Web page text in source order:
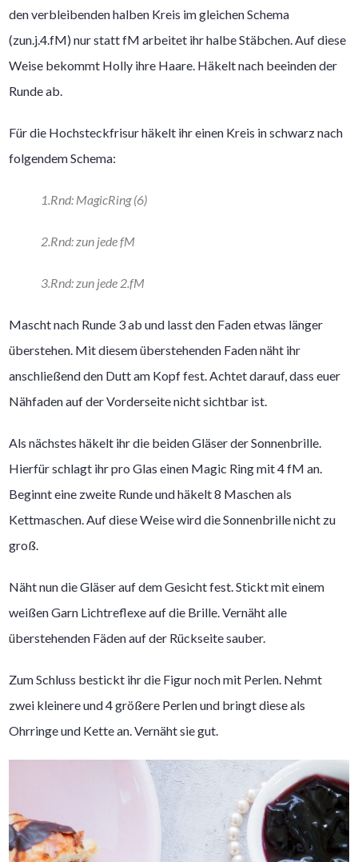
den verbleibenden halben Kreis im gleichen Schema
(zun.j.4.fM) nur statt fM arbeitet ihr halbe Stäbchen. Auf diese
Weise bekommt Holly ihre Haare. Häkelt nach beeinden der
Runde ab.
Für die Hochsteckfrisur häkelt ihr einen Kreis in schwarz nach
folgendem Schema:
1.Rnd: MagicRing (6)
2.Rnd: zun jede fM
3.Rnd: zun jede 2.fM
Mascht nach Runde 3 ab und lasst den Faden etwas länger
überstehen. Mit diesem überstehenden Faden näht ihr
anschließend den Dutt am Kopf fest. Achtet darauf, dass euer
Nähfaden auf der Vorderseite nicht sichtbar ist.
Als nächstes häkelt ihr die beiden Gläser der Sonnenbrille.
Hierfür schlagt ihr pro Glas einen Magic Ring mit 4 fM an.
Beginnt eine zweite Runde und häkelt 8 Maschen als
Kettmaschen. Auf diese Weise wird die Sonnenbrille nicht zu
groß.
Näht nun die Gläser auf dem Gesicht fest. Stickt mit einem
weißen Garn Lichtreflexe auf die Brille. Vernäht alle
überstehenden Fäden auf der Rückseite sauber.
Zum Schluss bestickt ihr die Figur noch mit Perlen. Nehmt
zwei kleinere und 4 größere Perlen und bringt diese als
Ohrringe und Kette an. Vernäht sie gut.